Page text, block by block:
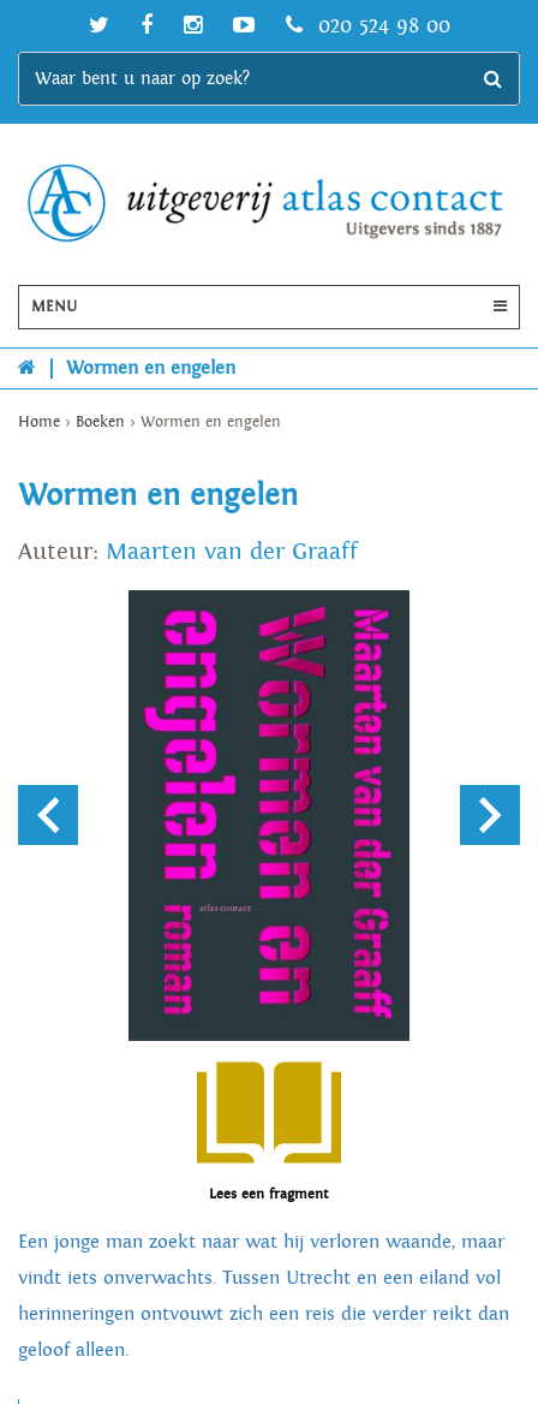
020 524 98 00
MENU
Wormen en engelen
Home > Boeken > Wormen en engelen
Wormen en engelen
Auteur: Maarten van der Graaff
Lees een fragment
Een jonge man zoekt naar wat hij verloren waande, maar
vindt iets onverwachts. Tussen Utrecht en een eiland vol
herinneringen ontvouwt zich een reis die verder reikt dan
geloof alleen.